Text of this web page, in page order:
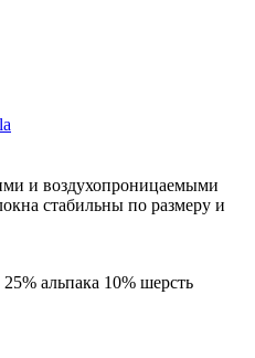
и воздухопроницаемыми
стабильны по размеру и
альпака 10% шерсть